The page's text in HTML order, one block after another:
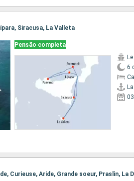
Siracusa, La Valleta
Pensão completa
6 d
Curieuse, Aride, Grande soeur, Praslin, La